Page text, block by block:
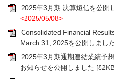
2025年3月期 決算短信を公開
<2025/05/08>
Consolidated Financial
March 31, 2025を公開しました
2025年3月期通期連結業績予
お知らせを公開しました